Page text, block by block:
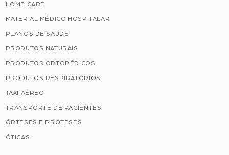
HOME CARE
MATERIAL MÉDICO HOSPITALAR
PLANOS DE SAÚDE
PRODUTOS NATURAIS
PRODUTOS ORTOPÉDICOS
PRODUTOS RESPIRATÓRIOS
TAXI AÉREO
TRANSPORTE DE PACIENTES
ÓRTESES E PRÓTESES
ÓTICAS